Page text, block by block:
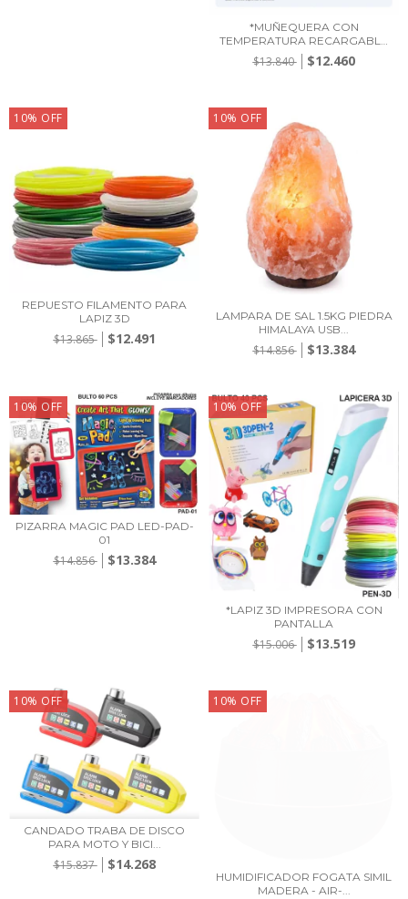
*MUÑEQUERA CON
TEMPERATURA RECARGABLE
US...
$13.840 $12.460
10% OFF
REPUESTO FILAMENTO PARA
LAPIZ 3D
$13.865 $12.491
10% OFF
LAMPARA DE SAL 1.5KG PIEDRA
HIMALAYA USB...
$14.856 $13.384
10% OFF
PIZARRA MAGIC PAD LED-PAD-
01
$14.856 $13.384
10% OFF
*LAPIZ 3D IMPRESORA CON
PANTALLA
$15.006 $13.519
10% OFF
CANDADO TRABA DE DISCO
PARA MOTO Y BICI...
$15.837 $14.268
10% OFF
HUMIDIFICADOR FOGATA SIMIL
MADERA - AIR-...